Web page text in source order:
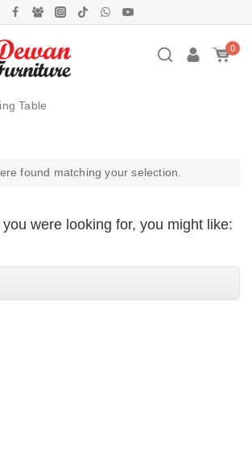
0
Table
found matching your selection.
were looking for, you might like: